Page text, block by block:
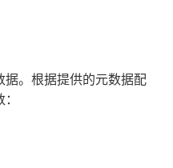
。根据提供的元数据配